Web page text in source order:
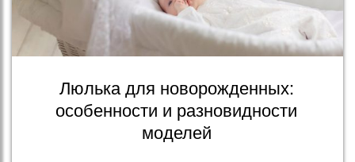
Люлька для новорожденных:
особенности и разновидности
моделей